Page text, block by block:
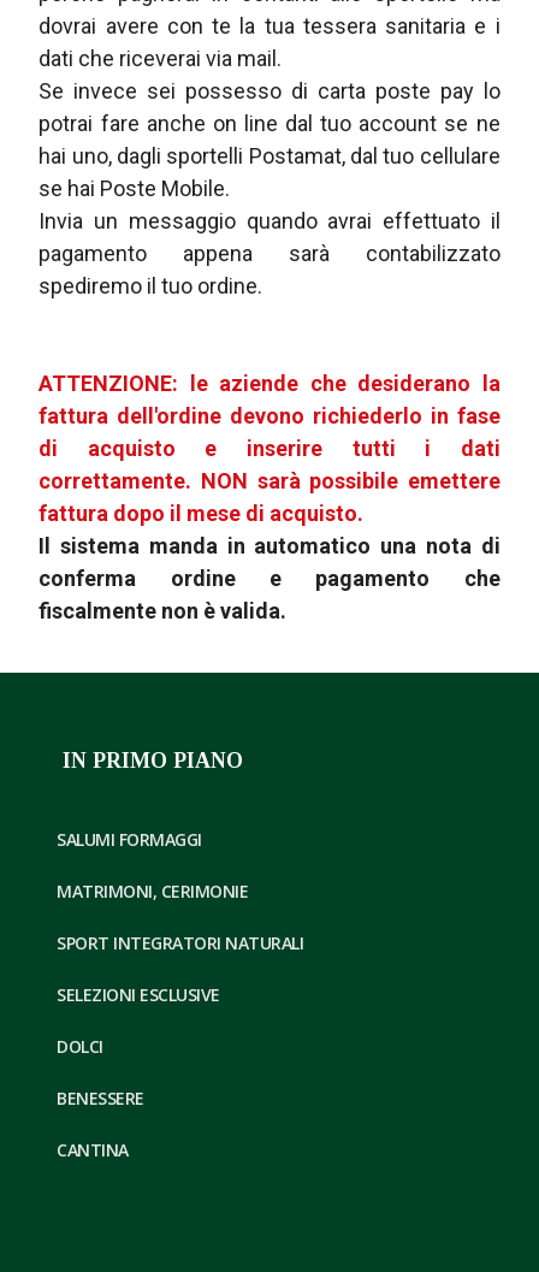
dovrai avere con te la tua tessera sanitaria e i
dati che riceverai via mail.
Se invece sei possesso di carta poste pay lo
potrai fare anche on line dal tuo account se ne
hai uno, dagli sportelli Postamat, dal tuo cellulare
se hai Poste Mobile.
Invia un messaggio quando avrai effettuato il
pagamento appena sarà contabilizzato
spediremo il tuo ordine.
ATTENZIONE: le aziende che desiderano la
fattura dell'ordine devono richiederlo in fase
di acquisto e inserire tutti i dati
correttamente. NON sarà possibile emettere
fattura dopo il mese di acquisto.
Il sistema manda in automatico una nota di
conferma ordine e pagamento che
fiscalmente non è valida.
IN PRIMO PIANO
SALUMI FORMAGGI
MATRIMONI, CERIMONIE
SPORT INTEGRATORI NATURALI
SELEZIONI ESCLUSIVE
DOLCI
BENESSERE
CANTINA